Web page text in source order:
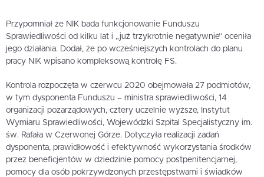
Przypomniał że NIK bada funkcjonowanie Funduszu
Sprawiedliwości od kilku lat i „już trzykrotnie negatywnie” oceniła
jego działania. Dodał, że po wcześniejszych kontrolach do planu
pracy NIK wpisano kompleksową kontrolę FS.
Kontrola rozpoczęta w czerwcu 2020 obejmowała 27 podmiotów,
w tym dysponenta Funduszu – ministra sprawiedliwości, 14
organizacji pozarządowych, cztery uczelnie wyższe, Instytut
Wymiaru Sprawiedliwości, Wojewódzki Szpital Specjalistyczny im.
św. Rafała w Czerwonej Górze. Dotyczyła realizacji zadań
dysponenta, prawidłowość i efektywność wykorzystania środków
przez beneficjentów w dziedzinie pomocy postpenitencjarnej,
pomocy dla osób pokrzywdzonych przestępstwami i świadków